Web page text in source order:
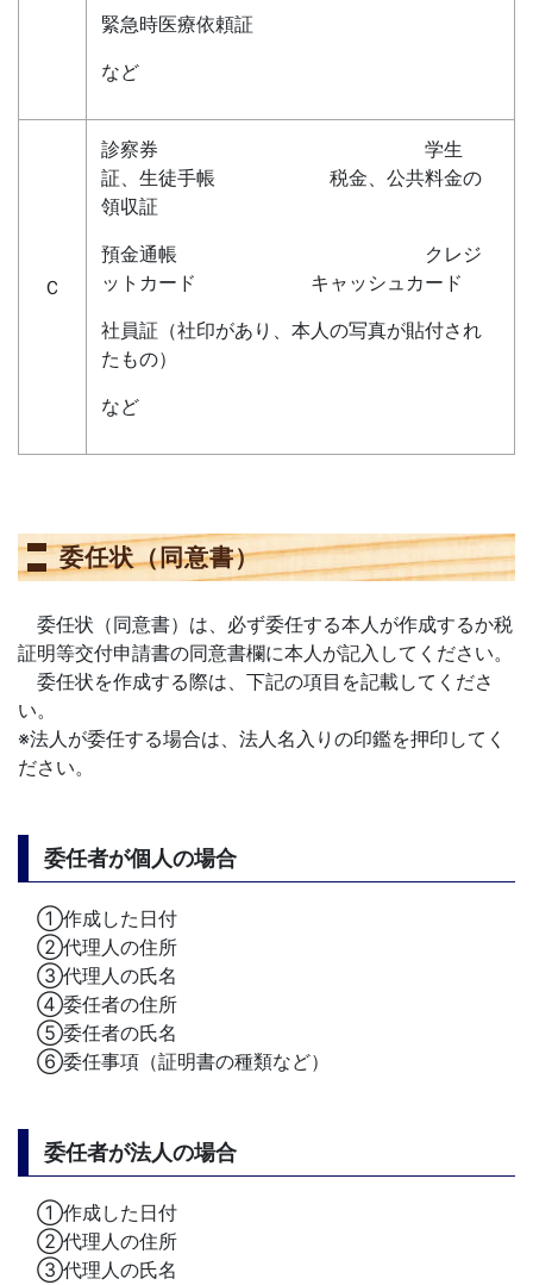
緊急時医療依頼証
など
Ｃ
診察券 学生
証、生徒手帳 税金、公共料金の
領収証
預金通帳 クレジ
ットカード キャッシュカード
社員証（社印があり、本人の写真が貼付され
たもの）
など
委任状（同意書）
委任状（同意書）は、必ず委任する本人が作成するか税
証明等交付申請書の同意書欄に本人が記入してください。
委任状を作成する際は、下記の項目を記載してくださ
い。
※法人が委任する場合は、法人名入りの印鑑を押印してく
ださい。
委任者が個人の場合
①作成した日付
②代理人の住所
③代理人の氏名
④委任者の住所
⑤委任者の氏名
⑥委任事項（証明書の種類など）
委任者が法人の場合
①作成した日付
②代理人の住所
③代理人の氏名